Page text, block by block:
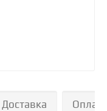
Доставка Оплата